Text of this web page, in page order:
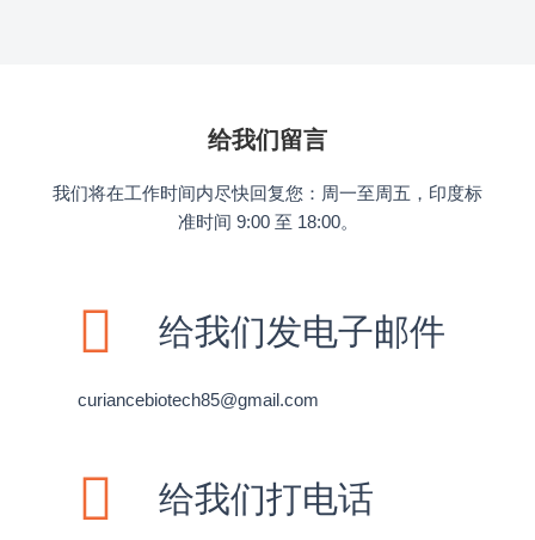
给我们留言
我们将在工作时间内尽快回复您：周一至周五，印度标
准时间 9:00 至 18:00。
给我们发电子邮件
curiancebiotech85@gmail.com
给我们打电话